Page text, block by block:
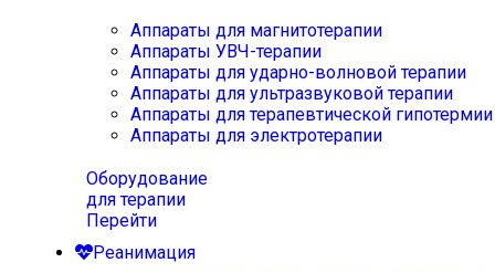
Аппараты для магнитотерапии
Аппараты УВЧ-терапии
Аппараты для ударно-волновой терапии
Аппараты для ультразвуковой терапии
Аппараты для терапевтической
Аппараты для электротерапии
Оборудование
для терапии
Перейти
Реанимация